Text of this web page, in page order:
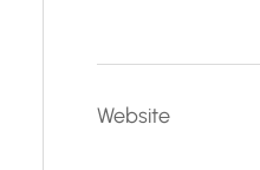
Website